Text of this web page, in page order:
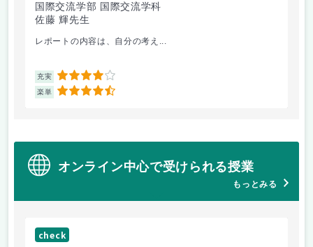
国際交流学部 国際交流学科
佐藤 輝先生
レポートの内容は、自分の考え...
充実 4
楽単 4.5
オンライン中心で受けられる授業
もっとみる
check